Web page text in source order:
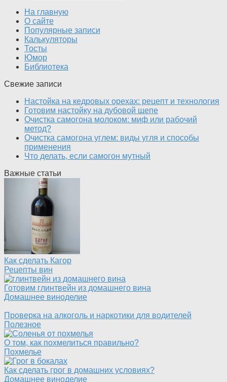
На главную
О сайте
Популярные записи
Калькуляторы
Тосты
Юмор
Библиотека
Свежие записи
Настойка на кедровых орехах: рецепт и технология
Готовим настойку на дубовой щепе
Очистка самогона молоком: миф или рабочий
метод?
Очистка самогона углем: виды угля и способы
применения
Что делать, если самогон мутный
Важные статьи
Как сделать Кагор
Рецепты вин
Готовим глинтвейн из домашнего вина
Домашнее виноделие
Проверка на алкоголь и наркотики для водителей
Полезное
О том, как похмелиться правильно?
Похмелье
Как сделать грог в домашних условиях?
Домашнее виноделие